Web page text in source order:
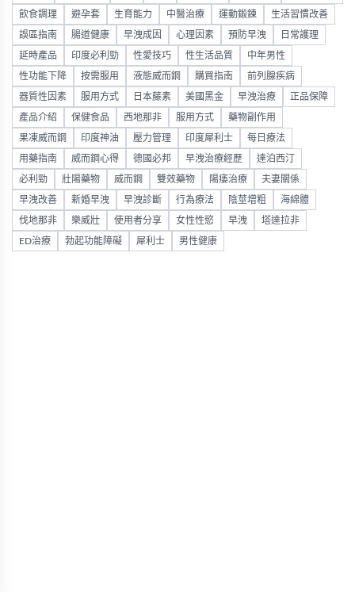
飲食調理 避孕套 生育能力 中醫治療 運動鍛鍊 生活習慣改善
誤區指南 腸道健康 早洩成因 心理因素 預防早洩 日常護理
延時產品 印度必利勁 性愛技巧 性生活品質 中年男性
性功能下降 按需服用 液態威而鋼 購買指南 前列腺疾病
器質性因素 服用方式 日本藤素 美國黑金 早洩治療 正品保障
產品介紹 保健食品 西地那非 服用方式 藥物副作用
果凍威而鋼 印度神油 壓力管理 印度犀利士 每日療法
用藥指南 威而鋼心得 德國必邦 早洩治療經歷 達泊西汀
必利勁 壯陽藥物 威而鋼 雙效藥物 陽痿治療 夫妻關係
早洩改善 新婚早洩 早洩診斷 行為療法 陰莖增粗 海綿體
伐地那非 樂威壯 使用者分享 女性性慾 早洩 塔達拉非
ED治療 勃起功能障礙 犀利士 男性健康